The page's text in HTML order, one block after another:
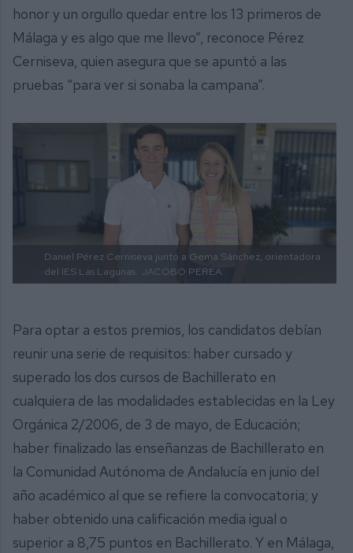
honor y un orgullo quedar entre los 13 primeros de
Málaga y es algo que me llevo”, reconoce Pérez
Cerniseva, quien asegura que se apuntó a las
pruebas “para ver si sonaba la campana”.
Daniel Pérez Cerniseva junto a Gema Sánchez, orientadora
del IES Las Lagunas. JACOBO PEREA.
Para optar a estos premios, los candidatos debían
reunir una serie de requisitos: haber cursado y
superado los dos cursos de Bachillerato en
cualquiera de las modalidades establecidas en la Ley
Orgánica 2/2006, de 3 de mayo, de Educación;
haber finalizado las enseñanzas de Bachillerato en
la Comunidad Autónoma de Andalucía en junio del
año académico al que se refiere la convocatoria; y
haber obtenido una calificación media igual o
superior a 8,75 puntos en Bachillerato. Y en Málaga,